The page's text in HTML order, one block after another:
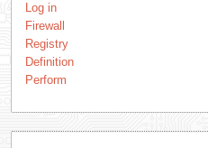
Log in
Firewall
Registry
Definition
Perform